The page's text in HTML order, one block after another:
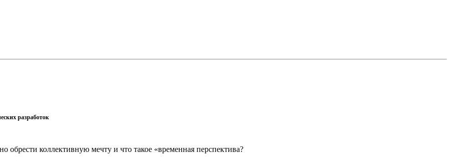
разработок
коллективную мечту и что такое «временная перспектива?